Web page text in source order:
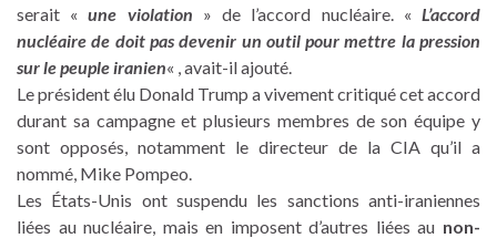
serait «une violation » de l’accord nucléaire. «L’accord
nucléaire de doit pas devenir un outil pour mettre la pression
sur le peuple iranien« , avait-il ajouté.
Le président élu Donald Trump a vivement critiqué cet accord
durant sa campagne et plusieurs membres de son équipe y
sont opposés, notamment le directeur de la CIA qu’il a
nommé, Mike Pompeo.
Les États-Unis ont suspendu les sanctions anti-iraniennes
liées au nucléaire, mais en imposent d’autres liées au non-